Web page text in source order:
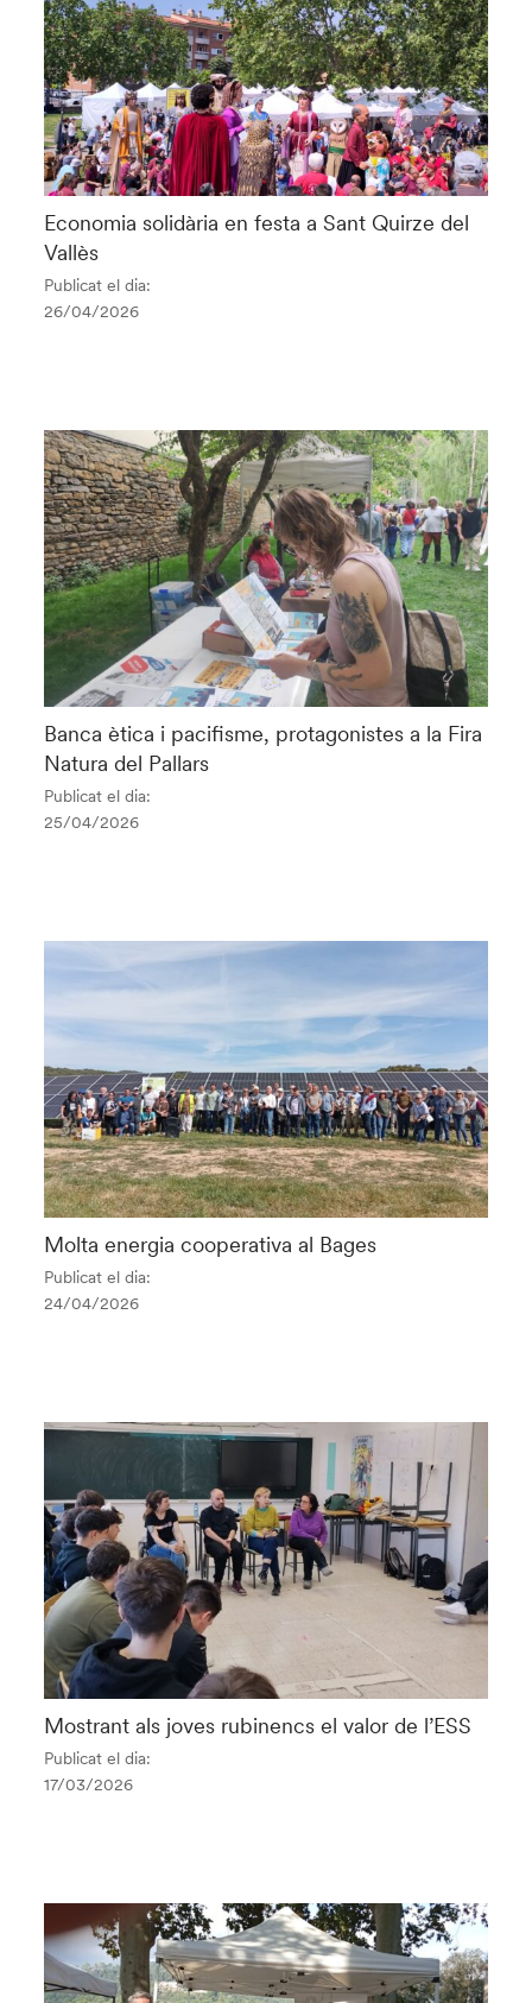
Economia solidària en festa a Sant Quirze del
Vallès
Publicat el dia:
26/04/2026
Banca ètica i pacifisme, protagonistes a la Fira
Natura del Pallars
Publicat el dia:
25/04/2026
Molta energia cooperativa al Bages
Publicat el dia:
24/04/2026
Mostrant als joves rubinencs el valor de l’ESS
Publicat el dia:
17/03/2026